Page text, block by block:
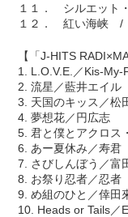
１１． シルエッ
１２． 紅い海峡 /
【「J-HITS
1. L.O.V.E.／Kis-My-
2. 流星／藍井エイル
3. 天国のキッス／松
4. 夢想花／円広志
5. 君と僕とアクロス
6. あー夏休み／寿君
7. さびしんぼう／富
8. お祭り忍者／忍者
9. め組のひと／倖田
10. Heads or Tails／